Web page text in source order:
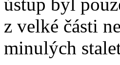
ústup byl
z velké části
minulých